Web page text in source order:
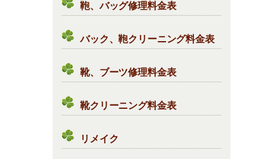
鞄、バッグ修理料金表
バック、鞄クリーニング料金表
靴、ブーツ修理料金表
靴クリーニング料金表
リメイク